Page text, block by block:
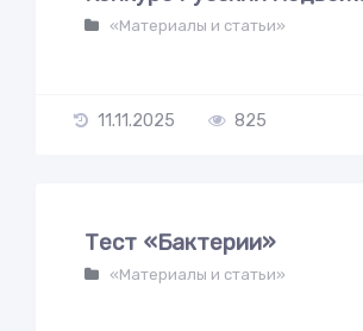
«Материалы и статьи»
11.11.2025 825
Тест «Бактерии»
«Материалы и статьи»